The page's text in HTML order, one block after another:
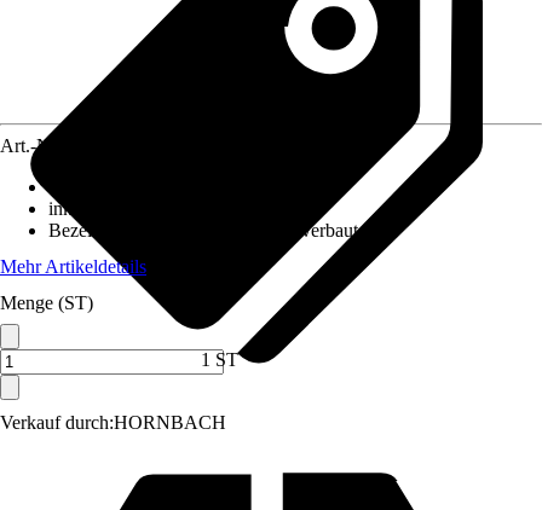
Verkauf durch:HORNBACH
Art.-Nr.
inklusive Leuchtmittel
Bezeichnung Fassung
LED fest verbaut
Mehr Artikeldetails
Menge (ST)
1 ST